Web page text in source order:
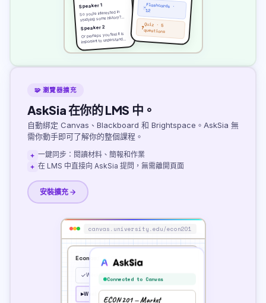
Speaker 1
So you're interested in
studying some history?…
Speaker 2
Or perhaps you feel it is
important to understand…
🃏Flashcards ·
12
❓Quiz · 5
questions
🧩 瀏覽器擴充
AskSia 在你的 LMS 中。
自動綁定 Canvas、Blackboard 和 Brightspace。AskSia 無
需你動手即可了解你的整個課程。
一鍵同步：閱讀材料、簡報和作業
在 LMS 中直接向 AskSia 提問，無需離開頁面
安裝擴充 →
canvas.university.edu/econ201
Economics 201
✓Week 1: Supply & Demand
▸Week 3: Market Equilibrium
Connected to Canvas
ECON 201 — Market